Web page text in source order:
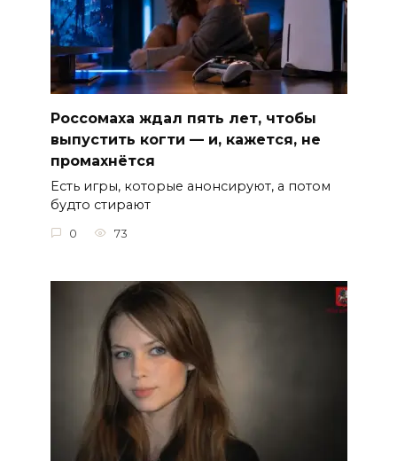
Россомаха ждал пять лет, чтобы
выпустить когти — и, кажется, не
промахнётся
Есть игры, которые анонсируют, а потом
будто стирают
0 73